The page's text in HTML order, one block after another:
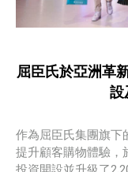
屈臣氏於亞洲革
設
作為屈臣氏集團旗下
提升顧客購物體驗，